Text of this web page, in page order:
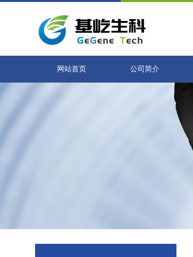
网站首页 公司简介